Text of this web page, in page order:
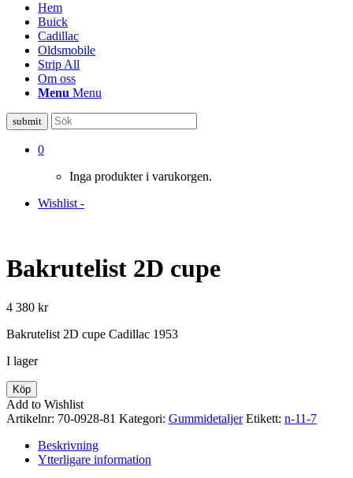
Hem
Buick
Cadillac
Oldsmobile
Strip All
Om oss
Menu Menu
0
Inga produkter i varukorgen.
Wishlist -
Bakrutelist 2D cupe
4 380 kr
Bakrutelist 2D cupe Cadillac 1953
I lager
Bakrutelist
2D
cupe
Köp
Add to Wishlist
Artikelnr: 70-0928-81 Kategori: Gummidetaljer Etikett: n-11-7
Beskrivning
Ytterligare information